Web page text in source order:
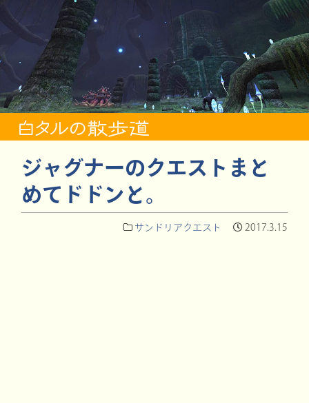
ジャグナーのクエストまと
めてドドンと。
サンドリアクエスト 2017.3.15